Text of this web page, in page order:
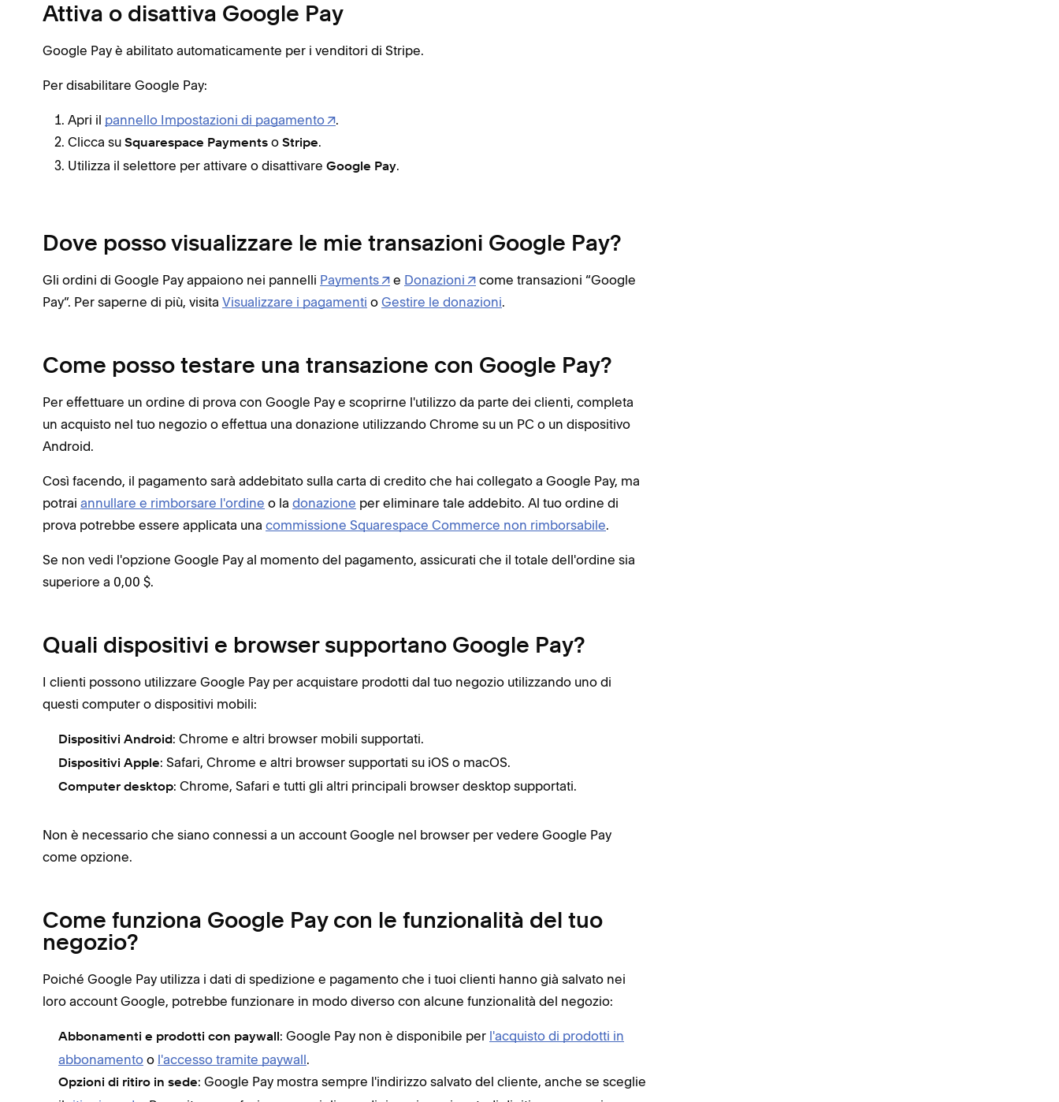
Attiva o disattiva Google Pay
Google Pay è abilitato automaticamente per i venditori di Stripe.
Per disabilitare Google Pay:
Apri il pannello Impostazioni di pagamento
.
Clicca su Squarespace Payments o Stripe.
Utilizza il selettore per attivare o disattivare Google Pay.
Dove posso visualizzare le mie transazioni Google Pay?
Gli ordini di Google Pay appaiono nei pannelli Payments e Donazioni
come transazioni “Google
Pay”. Per saperne di più, visita Visualizzare i pagamenti o Gestire le donazioni.
Come posso testare una transazione con Google Pay?
Per effettuare un ordine di prova con Google Pay e scoprirne l'utilizzo da parte dei clienti, completa
un acquisto nel tuo negozio o effettua una donazione utilizzando Chrome su un PC o un dispositivo
Android.
Così facendo, il pagamento sarà addebitato sulla carta di credito che hai collegato a Google Pay, ma
potrai annullare e rimborsare l'ordine o la donazione per eliminare tale addebito. Al tuo ordine di
prova potrebbe essere applicata una commissione Squarespace Commerce non rimborsabile.
Se non vedi l'opzione Google Pay al momento del pagamento, assicurati che il totale dell'ordine sia
superiore a 0,00 $.
Quali dispositivi e browser supportano Google Pay?
I clienti possono utilizzare Google Pay per acquistare prodotti dal tuo negozio utilizzando uno di
questi computer o dispositivi mobili:
Dispositivi Android: Chrome e altri browser mobili supportati.
Dispositivi Apple: Safari, Chrome e altri browser supportati su iOS o macOS.
Computer desktop: Chrome, Safari e tutti gli altri principali browser desktop supportati.
Non è necessario che siano connessi a un account Google nel browser per vedere Google Pay
come opzione.
Come funziona Google Pay con le funzionalità del tuo
negozio?
Poiché Google Pay utilizza i dati di spedizione e pagamento che i tuoi clienti hanno già salvato nei
loro account Google, potrebbe funzionare in modo diverso con alcune funzionalità del negozio:
Abbonamenti e prodotti con paywall : Google Pay non è disponibile per l'acquisto di prodotti in
abbonamento o l'accesso tramite paywall.
Opzioni di ritiro in sede: Google Pay mostra sempre l'indirizzo salvato del cliente, anche se sceglie